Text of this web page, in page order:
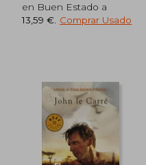
5%
dcto.
en Buen Estado a
13,59 € Comprar Usado